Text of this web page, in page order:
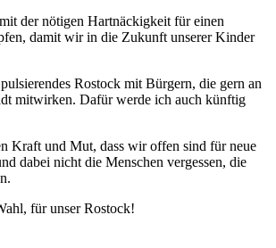
der nötigen Hartnäckigkeit für einen
damit wir in die Zukunft unserer Kinder
Rostock mit Bürgern, die gern an
mitwirken. Dafür werde ich auch künftig
Kraft und Mut, dass wir offen sind für neue
dabei nicht die Menschen vergessen, die
für unser Rostock!